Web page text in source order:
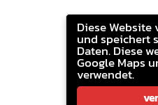
Diese Website
und speichert
Daten. Diese
Google Maps
verwendet.